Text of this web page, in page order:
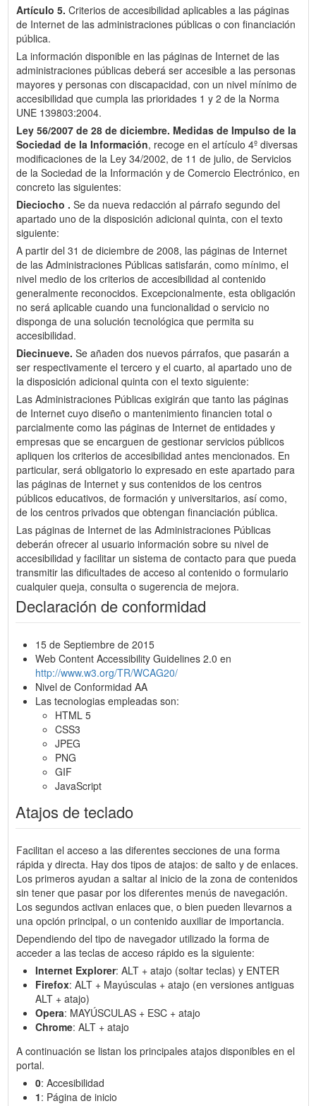
Artículo 5. Criterios de accesibilidad aplicables a las páginas
de Internet de las administraciones públicas o con financiación
pública.
La información disponible en las páginas de Internet de las
administraciones públicas deberá ser accesible a las personas
mayores y personas con discapacidad, con un nivel mínimo de
accesibilidad que cumpla las prioridades 1 y 2 de la Norma
UNE 139803:2004.
Ley 56/2007 de 28 de diciembre. Medidas de Impulso de la
Sociedad de la Información, recoge en el artículo 4º diversas
modificaciones de la Ley 34/2002, de 11 de julio, de Servicios
de la Sociedad de la Información y de Comercio Electrónico, en
concreto las siguientes:
Dieciocho . Se da nueva redacción al párrafo segundo del
apartado uno de la disposición adicional quinta, con el texto
siguiente:
A partir del 31 de diciembre de 2008, las páginas de Internet
de las Administraciones Públicas satisfarán, como mínimo, el
nivel medio de los criterios de accesibilidad al contenido
generalmente reconocidos. Excepcionalmente, esta obligación
no será aplicable cuando una funcionalidad o servicio no
disponga de una solución tecnológica que permita su
accesibilidad.
Diecinueve. Se añaden dos nuevos párrafos, que pasarán a
ser respectivamente el tercero y el cuarto, al apartado uno de
la disposición adicional quinta con el texto siguiente:
Las Administraciones Públicas exigirán que tanto las páginas
de Internet cuyo diseño o mantenimiento financien total o
parcialmente como las páginas de Internet de entidades y
empresas que se encarguen de gestionar servicios públicos
apliquen los criterios de accesibilidad antes mencionados. En
particular, será obligatorio lo expresado en este apartado para
las páginas de Internet y sus contenidos de los centros
públicos educativos, de formación y universitarios, así como,
de los centros privados que obtengan financiación pública.
Las páginas de Internet de las Administraciones Públicas
deberán ofrecer al usuario información sobre su nivel de
accesibilidad y facilitar un sistema de contacto para que pueda
transmitir las dificultades de acceso al contenido o formulario
cualquier queja, consulta o sugerencia de mejora.
Declaración de conformidad
15 de Septiembre de 2015
Web Content Accessibility Guidelines 2.0 en
http://www.w3.org/TR/WCAG20/
Nivel de Conformidad AA
Las tecnologias empleadas son:
HTML 5
CSS3
JPEG
PNG
GIF
JavaScript
Atajos de teclado
Facilitan el acceso a las diferentes secciones de una forma
rápida y directa. Hay dos tipos de atajos: de salto y de enlaces.
Los primeros ayudan a saltar al inicio de la zona de contenidos
sin tener que pasar por los diferentes menús de navegación.
Los segundos activan enlaces que, o bien pueden llevarnos a
una opción principal, o un contenido auxiliar de importancia.
Dependiendo del tipo de navegador utilizado la forma de
acceder a las teclas de acceso rápido es la siguiente:
Internet Explorer: ALT + atajo (soltar teclas) y ENTER
Firefox: ALT + Mayúsculas + atajo (en versiones antiguas
ALT + atajo)
Opera: MAYÚSCULAS + ESC + atajo
Chrome: ALT + atajo
A continuación se listan los principales atajos disponibles en el
portal.
0: Accesibilidad
1: Página de inicio